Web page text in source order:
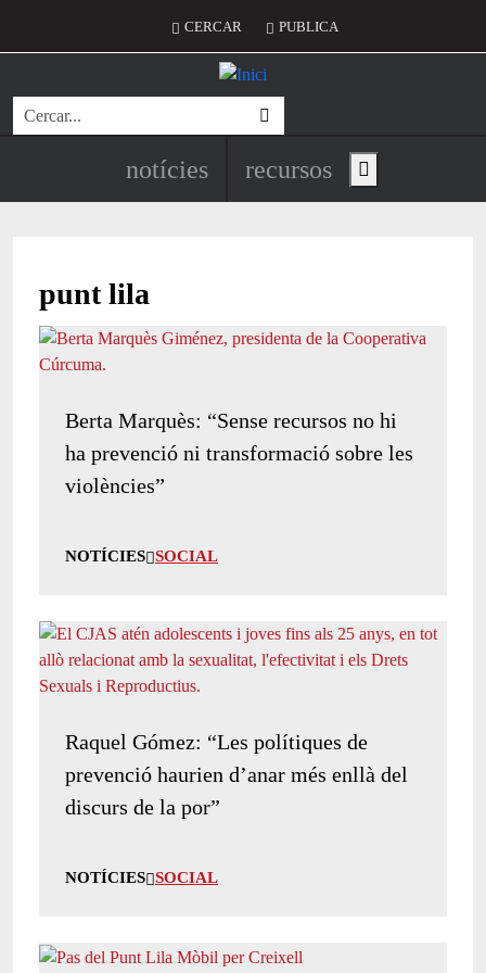
Menú del compte d'usuari
CERCAR PUBLICA
Cerca
Navegació principal de
notícies recursos Show main menu
punt lila
Berta Marquès: “Sense recursos no hi
ha prevenció ni transformació sobre les
violències”
NOTÍCIES SOCIAL
Raquel Gómez: “Les polítiques de
prevenció haurien d’anar més enllà del
discurs de la por”
NOTÍCIES SOCIAL